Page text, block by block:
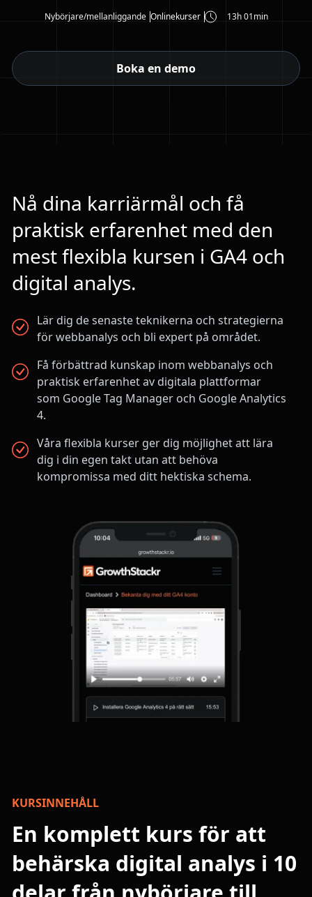
Nybörjare/mellanliggande Onlinekurser 13h 01min
Boka en demo
Nå dina karriärmål och få
praktisk erfarenhet med den
mest flexibla kursen i GA4 och
digital analys.
Lär dig de senaste teknikerna och strategierna
för webbanalys och bli expert på området.
Få förbättrad kunskap inom webbanalys och
praktisk erfarenhet av digitala plattformar
som Google Tag Manager och Google Analytics
4.
Våra flexibla kurser ger dig möjlighet att lära
dig i din egen takt utan att behöva
kompromissa med ditt hektiska schema.
KURSINNEHÅLL
En komplett kurs för att
behärska digital analys i 10